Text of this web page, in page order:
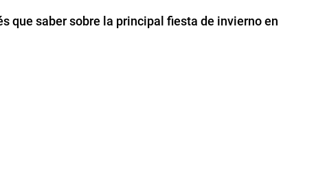
que saber sobre la principal fiesta de invierno en